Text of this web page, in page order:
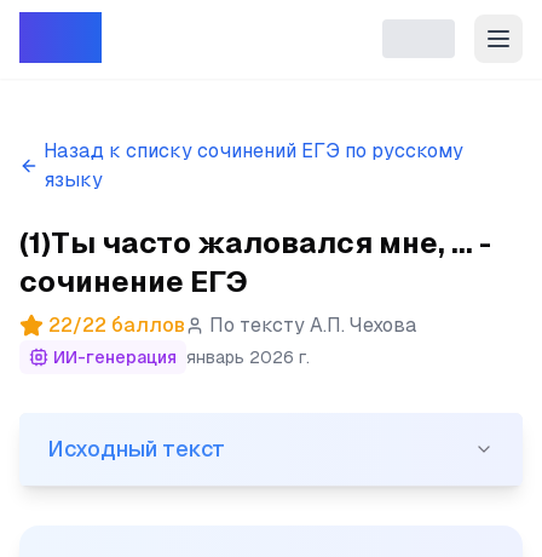
Назад к списку сочинений ЕГЭ по русскому
языку
(1)Ты часто жаловался мне, ... -
сочинение ЕГЭ
22/22 баллов По тексту А.П. Чехова
ИИ-генерация январь 2026 г.
(1)Ты часто жаловался мне, что тебя «не
Исходный текст